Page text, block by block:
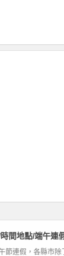
間地點/端午連
節連假，各縣市